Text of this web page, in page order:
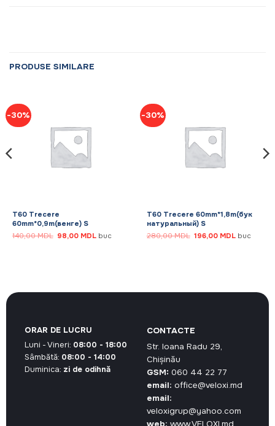
PRODUSE SIMILARE
-30%
T60 Trecere
60mm*0,9m(венге) S
140,00MDL Prețul
inițial
98,00 MDLPrețul
buc
-30%
T60 Trecere 60mm*1,8m(бук
натуральный) S
280,00MDL Prețul
inițial
196,00 MDLPrețul
buc
CONTACTE
Str. Ioana Radu 29,
Chișinău
GSM: 060 44 22 77
email: office@veloxi.md
email:
veloxigrup@yahoo.com
web: www.VELOXI.md
ORAR DE LUCRU
Luni - Vineri: 08:00 - 18:00
Sâmbătă: 08:00 - 14:00
Duminica: zi de odihnă